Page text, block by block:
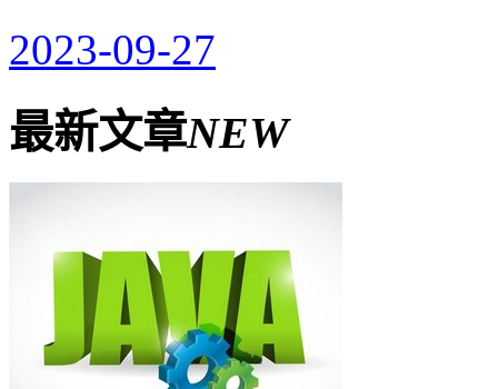
2023-09-27
最新文章NEW